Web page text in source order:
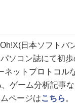
日本ソフトバ
ソコン誌にて初
ネットプロトコル
ゲーム分析記事
ページはこちら 。